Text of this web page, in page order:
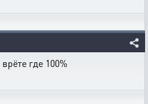
врёте где 100%